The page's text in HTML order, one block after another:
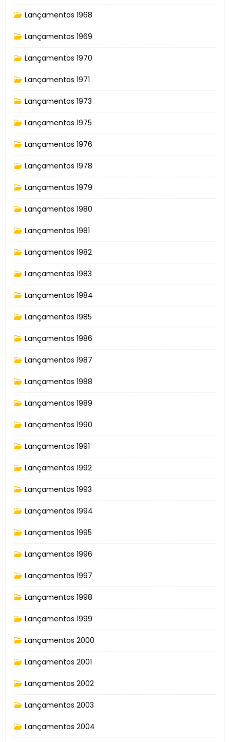
Lançamentos 1968
Lançamentos 1969
Lançamentos 1970
Lançamentos 1971
Lançamentos 1973
Lançamentos 1975
Lançamentos 1976
Lançamentos 1978
Lançamentos 1979
Lançamentos 1980
Lançamentos 1981
Lançamentos 1982
Lançamentos 1983
Lançamentos 1984
Lançamentos 1985
Lançamentos 1986
Lançamentos 1987
Lançamentos 1988
Lançamentos 1989
Lançamentos 1990
Lançamentos 1991
Lançamentos 1992
Lançamentos 1993
Lançamentos 1994
Lançamentos 1995
Lançamentos 1996
Lançamentos 1997
Lançamentos 1998
Lançamentos 1999
Lançamentos 2000
Lançamentos 2001
Lançamentos 2002
Lançamentos 2003
Lançamentos 2004